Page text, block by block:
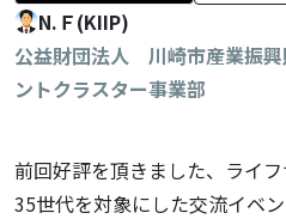
N.Ｆ(KIIP)
公益財団法人 川崎市産業振
ントクラスター事業部
前回好評を頂きました、ライ
35世代を対象にした交流イベ